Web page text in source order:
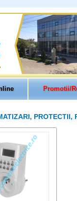
Promotii/
PROTECTII,